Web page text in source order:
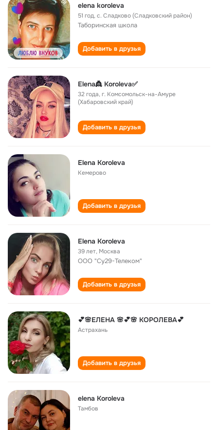
elena koroleva
51 год,с. Сладково (Сладковский район)
Таборинская школа
Добавить в друзья
Elena👸 Koroleva✅
32 года,г. Комсомольск-на-Амуре
(Хабаровский край)
Добавить в друзья
Elena Koroleva
Кемерово
Добавить в друзья
Elena Koroleva
39 лет, Москва
ООО "Су29-Телеком"
Добавить в друзья
💕🌸ЕЛЕНА 🌸💕🌸 КОРОЛЕВА💕
Астрахань
Добавить в друзья
elena Koroleva
Тамбов